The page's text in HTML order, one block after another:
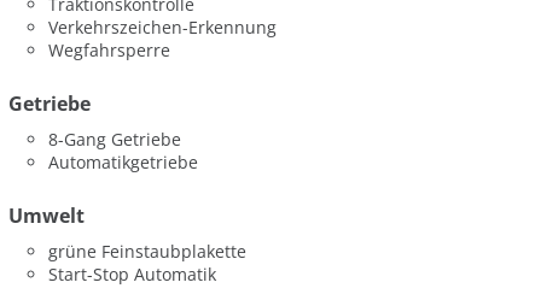
Verkehrszeichen-Erkennung
Wegfahrsperre
Getriebe
8-Gang Getriebe
Automatikgetriebe
Umwelt
grüne Feinstaubplakette
Start-Stop Automatik